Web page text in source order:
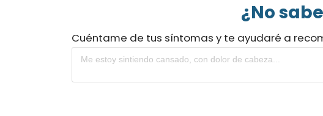
¿No
Cuéntame de tus síntomas y te ayudaré a